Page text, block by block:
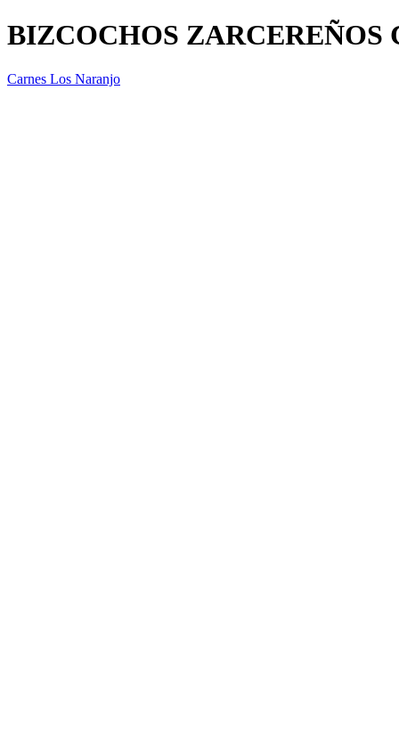
BIZCOCHOS ZARCEREÑOS
Carnes Los Naranjo